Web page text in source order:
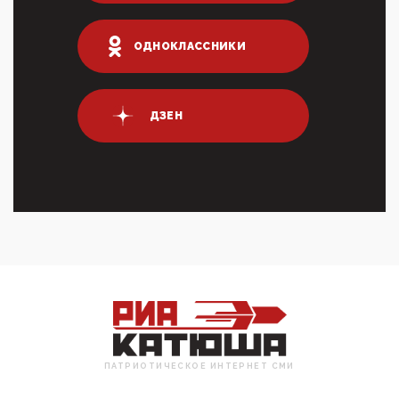
что союзники просили Киев не наносить удары по
энергети...
01:54, 10 Апреля 2026
ПрезидентПутинвчера вечером обьявил
Пасхальное перемирие с 16 часов субботы до конца
дня Воскресен...
01:09, 10 Апреля 2026
Честно говоря, ситуация с продвижением через
российские крупнейшие СМИ персоны Эррола
Маска (отца Ил...
ОДНОКЛАССНИКИ
ДЗЕН
ПАТРИОТИЧЕСКОЕ ИНТЕРНЕТ СМИ